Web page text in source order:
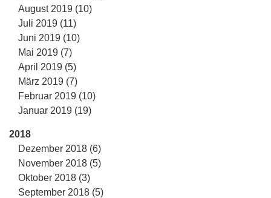
August 2019 (10)
Juli 2019 (11)
Juni 2019 (10)
Mai 2019 (7)
April 2019 (5)
März 2019 (7)
Februar 2019 (10)
Januar 2019 (19)
2018
Dezember 2018 (6)
November 2018 (5)
Oktober 2018 (3)
September 2018 (5)